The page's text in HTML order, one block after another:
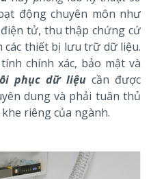
động chuyên môn như
tử, thu thập chứng cứ
các thiết bị lưu trữ dữ liệu.
chính xác, bảo mật và
phục dữ liệucần được
dung và phải tuân thủ
riêng của ngành.